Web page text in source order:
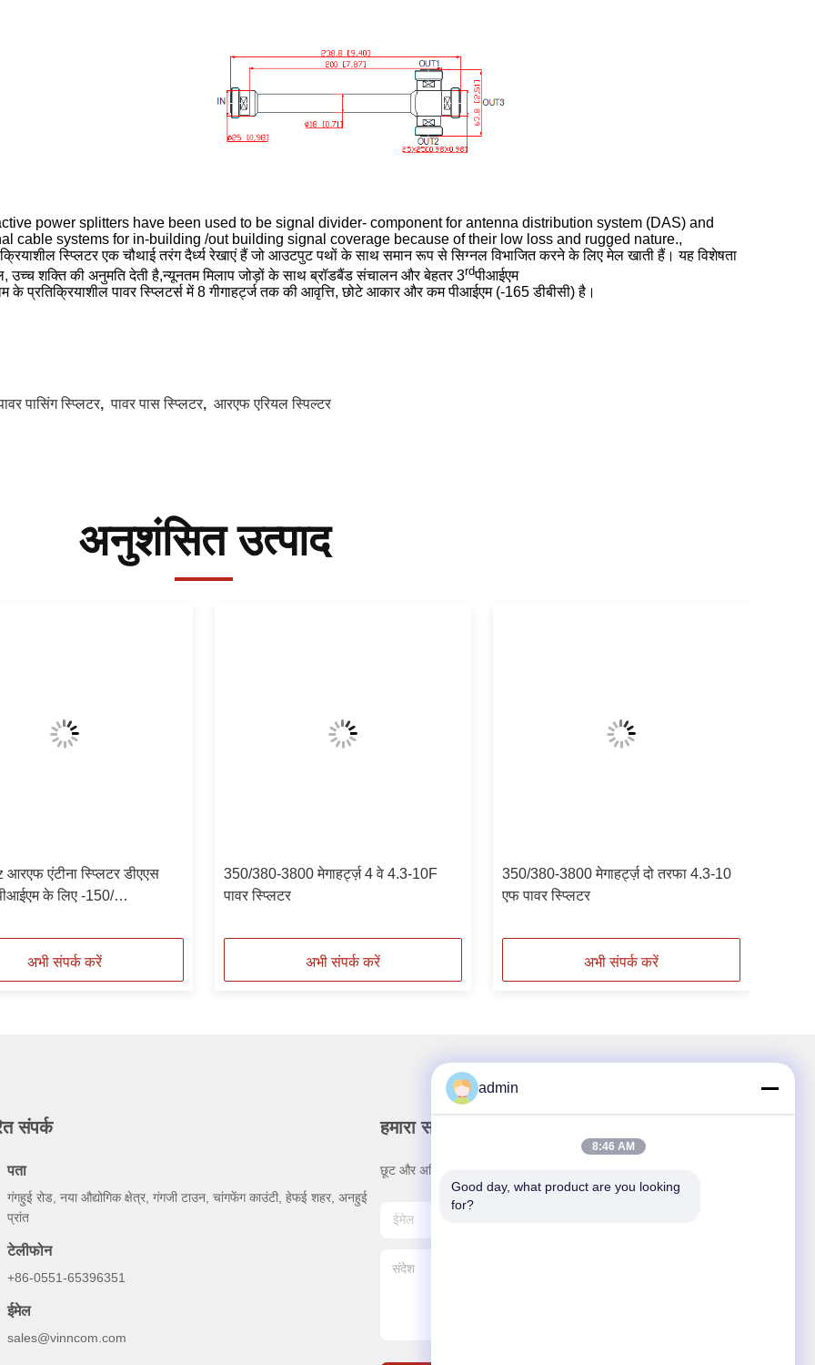
power splitters have been used to be signal divider- component for antenna distribution system (DAS) and
cable systems for in-building /out building signal coverage because of their low loss and rugged nature.,
स्प्लिटर एक चौथाई तरंग दैर्ध्य रेखाएं हैं जो आउटपुट पथों के साथ समान रूप से सिग्नल विभाजित करने के लिए मेल खाती हैं। यह विशेषता
उच्च शक्ति की अनुमति देती है,न्यूनतम मिलाप जोड़ों के साथ ब्रॉडबैंड संचालन और बेहतर 3rdपीआईएम
के प्रतिक्रियाशील पावर स्प्लिटर्स में 8 गीगाहर्ट्ज तक की आवृत्ति, छोटे आकार और कम पीआईएम (-165 डीबीसी) है।
पासिंग स्प्लिटर,पावर पास स्प्लिटर, आरएफ एरियल स्पिल्टर
अनुशंसित उत्पाद
एंटीना स्प्लिटर डीएएस
के लिए -150/
अभी संपर्क करें
350/380-3800 मेगाहर्ट्ज़ 4 वे 4.3-10F
पावर स्प्लिटर
अभी संपर्क करें
350/380-3800 मेगाहर्ट्ज़ दो तरफा 4.3-10
एफ पावर स्प्लिटर
अभी संपर्क करें
संपर्क
पता
गंगहुई रोड, नया औद्योगिक क्षेत्र, गंगजी टाउन, चांगफेंग काउंटी, हेफई शहर, अनहुई
प्रांत
टेलीफोन
+86-0551-65396351
ईमेल
sales@vinncom.com
हमारा समाचार पत्र
छूट और अधिक के लिए हमारे न्यूज़लेटर की सदस्यता लें।
admin
8:46 AM
Good day, what product are you looking
for?